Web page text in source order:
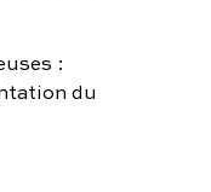
:
du